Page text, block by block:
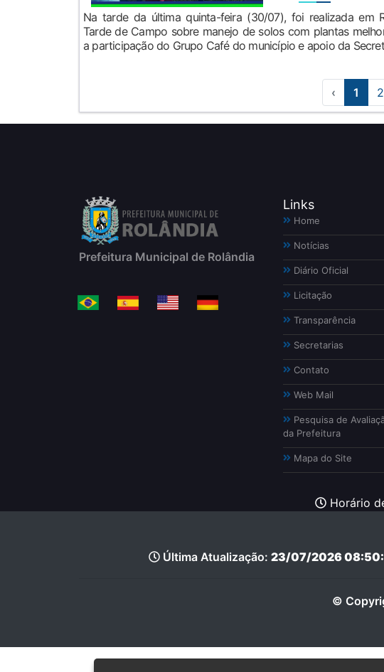
Na tarde da última quinta-feira (30/07), foi realizada em
Tarde de Campo sobre manejo de solos com plantas
a participação do Grupo Café do município e apoio da
‹ 1 2
Prefeitura Municipal de Rolândia
Links
Home
Notícias
Diário Oficial
Licitação
Transparência
Secretarias
Contato
Web Mail
Pesquisa de
da Prefeitura
Mapa do Site
Horário
Última Atualização: 23/07/2026
©